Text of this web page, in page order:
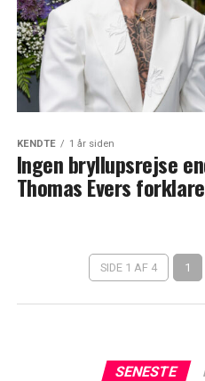
KENDTE 1 år siden
Ingen bryllupsrejse
Thomas Evers
SIDE 1 AF 4 1
SENESTE